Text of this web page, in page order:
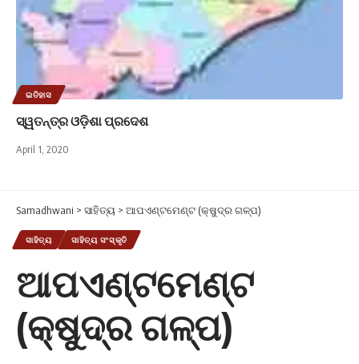
ଇତିହାସ
ସ୍ୱତନ୍ତ୍ର ଓଡ଼ିଶା ପ୍ରଦେଶ
April 1, 2020
Samadhwani > ସାହିତ୍ୟ > ଆପଏଣ୍ଟମେଣ୍ଟ (କ୍ଷୁଦ୍ର ଗଳ୍ପ)
ସାହିତ୍ୟ ସାହିତ୍ୟ ସଂସ୍କୃତି
ଆପଏଣ୍ଟମେଣ୍ଟ
(କ୍ଷୁଦ୍ର ଗଳ୍ପ)